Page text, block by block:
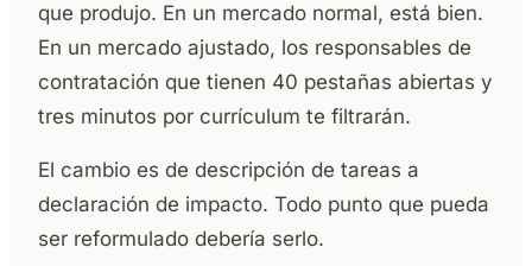
que produjo. En un mercado normal, está bien.
En un mercado ajustado, los responsables de
contratación que tienen 40 pestañas abiertas y
tres minutos por currículum te filtrarán.
El cambio es de descripción de tareas a
declaración de impacto. Todo punto que pueda
ser reformulado debería serlo.